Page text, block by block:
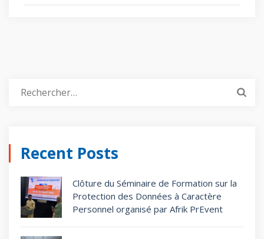
Recent Posts
Clôture du Séminaire de Formation sur la
Protection des Données à Caractère
Personnel organisé par Afrik PrEvent